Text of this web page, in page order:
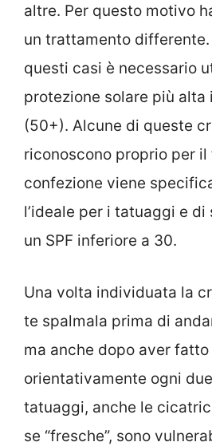
altre. Per questo motivo
un trattamento differente.
questi casi è necessario
protezione solare più alta
(50+). Alcune di queste
riconoscono proprio per
confezione viene
l’ideale per i tatuaggi e di
un SPF inferiore a 30.
Una volta individuata la
te spalmala prima di
ma anche dopo aver
orientativamente ogni
tatuaggi, anche le
se “fresche”, sono